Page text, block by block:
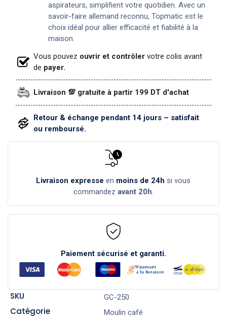
aspirateurs, simplifient votre quotidien. Avec un
savoir-faire allemand reconnu, Topmatic est le
choix idéal pour allier efficacité et fiabilité à la
maison.
Vous pouvez ouvrir et contrôler votre colis avant
de payer.
Livraison 💯 gratuite à partir 199 DT d'achat
Retour & échange pendant 14 jours – satisfait
ou remboursé.
Livraison expresse en moins de 24h si vous
commandez avant 20h.
Paiement sécurisé et garanti.
SKU GC-250
Catégorie Moulin café